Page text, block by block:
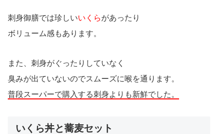
刺身御膳では珍しいいくらがあったり
ボリューム感もあります。
また、刺身がぐったりしていなく
臭みが出ていないのでスムーズに喉を通ります。
普段スーパーで購入する刺身よりも新鮮でした。
いくら丼と蕎麦セット